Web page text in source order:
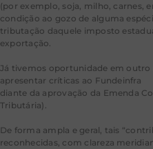
(por exemplo, soja, milho, carnes,
condição ao gozo de alguma
tributação daquele imposto
exportação.
Já tivemos oportunidade em
apresentar críticas ao Fundeinfra
diante da aprovação da Emenda
Tributária).
De forma ampla e geral, tais
reconhecidas, com clareza